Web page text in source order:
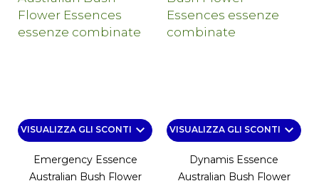
VISUALIZZA GLI SCONTI keyboard_arrow_down
Emergency Essence
Australian Bush Flower
VISUALIZZA GLI SCONTI keyboard_arrow_down
Dynamis Essence
Australian Bush Flower